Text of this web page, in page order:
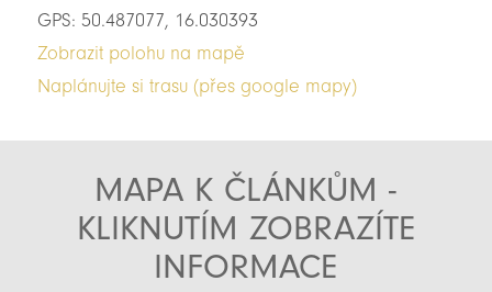
GPS: 50.487077, 16.030393
Zobrazit polohu na mapě
Naplánujte si trasu (přes google mapy)
MAPA K ČLÁNKŮM -
KLIKNUTÍM ZOBRAZÍTE
INFORMACE